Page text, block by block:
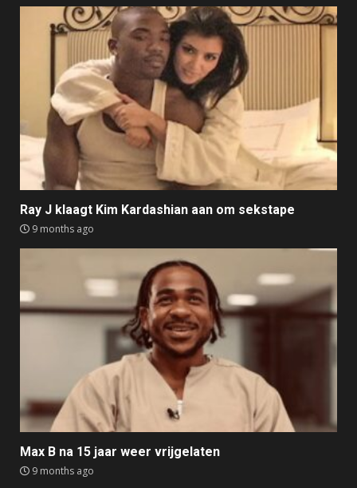
Ray J klaagt Kim Kardashian aan om sekstape
9 months ago
Max B na 15 jaar weer vrijgelaten
9 months ago